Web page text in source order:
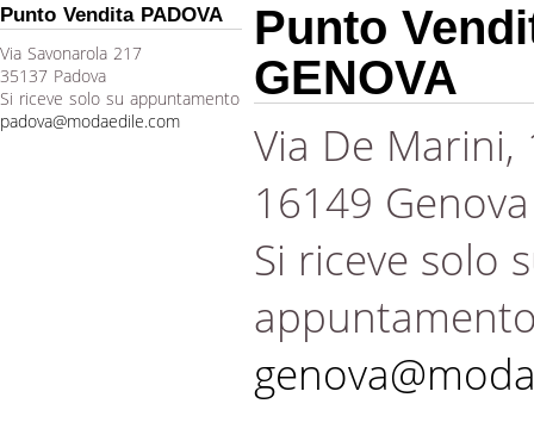
Punto Vendita PADOVA
Via Savonarola 217
35137 Padova
Si riceve solo su appuntamento
padova@modaedile.com
Punto
GENOVA
Via De Marini,
16149 Genova
Si riceve solo